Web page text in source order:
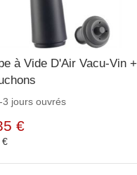
à Vide D'Air Vacu-Vin +
3 jours ouvrés
€
€